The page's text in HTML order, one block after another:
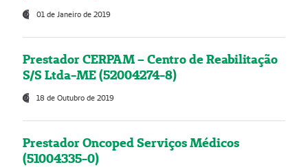
01 de Janeiro de 2019
Prestador CERPAM – Centro de Reabilitação
S/S Ltda-ME (52004274-8)
18 de Outubro de 2019
Prestador Oncoped Serviços Médicos
(51004335-0)